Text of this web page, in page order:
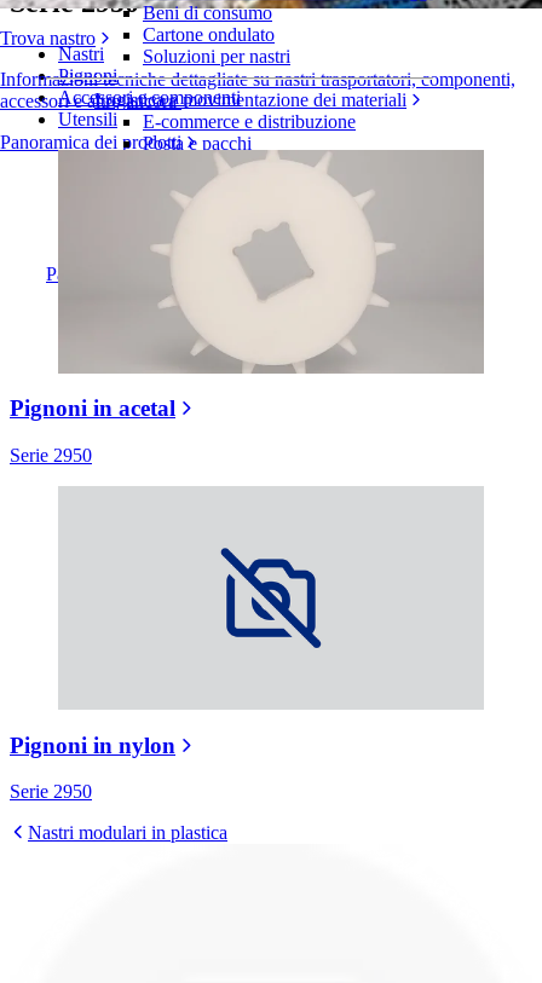
Trova nastro
Informazioni tecniche dettagliate su nastri trasportatori, componenti,
accessori e altro ancora
Panoramica dei prodotti
Beni di consumo
Cartone ondulato
Soluzioni per nastri
Logistica e movimentazione dei materiali
E-commerce e distribuzione
Posta e pacchi
Pneumatici e industria automobilistica
Pneumatici
Industria automobilistica
Batterie EV
Industriale
Panoramica dei settori
Nastri
Pignoni
Accessori e componenti
Utensili
Pignoni in acetal
Serie 2950
Pignoni in nylon
Serie 2950
Nastri modulari in plastica